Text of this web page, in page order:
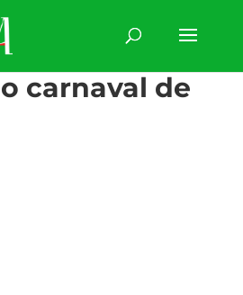
carnaval de